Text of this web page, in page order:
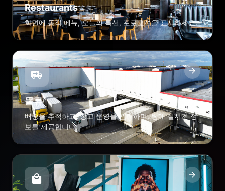
Restaurants
화면에 동적 메뉴, 오늘의 특선, 프로모션을 표시하세요.
물류
배송을 추적하고, 창고 운영을 관리하며, 팀에 실시간 정
보를 제공합니다.